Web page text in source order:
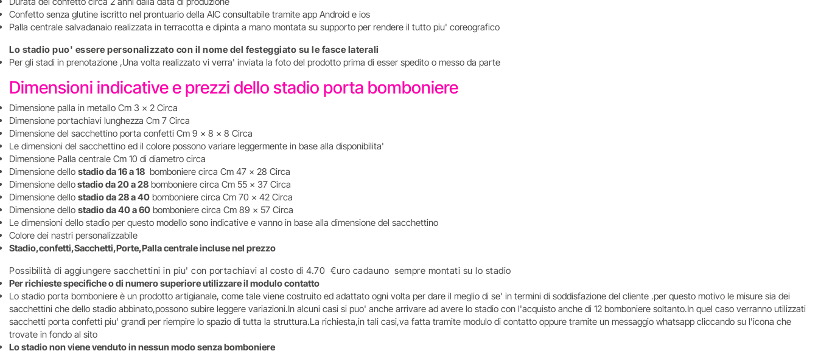
Confetto senza glutine iscritto nel prontuario della AIC consultabile tramite app Android e ios
Palla centrale salvadanaio realizzata in terracotta e dipinta a mano montata su supporto per rendere il tutto piu' coreografico
Lo stadio puo' essere personalizzato con il nome del festeggiato su le fasce laterali
Per gli stadi in prenotazione ,Una volta realizzato vi verra' inviata la foto del prodotto prima di esser spedito o messo da parte
Dimensioni indicative e prezzi dello stadio porta bomboniere
Dimensione palla in metallo Cm 3 x 2 Circa
Dimensione portachiavi lunghezza Cm 7 Circa
Dimensione del sacchettino porta confetti Cm 9 x 8 x 8 Circa
Le dimensioni del sacchettino ed il colore possono variare leggermente in base alla disponibilita'
Dimensione Palla centrale Cm 10 di diametro circa
Dimensione dello stadio da 16 a 18 bomboniere circa Cm 47 x 28 Circa
Dimensione dellostadio da 20 a 28 bomboniere circa Cm 55 x 37 Circa
Dimensione dello stadio da 28 a 40 bomboniere circa Cm 70 x 42 Circa
Dimensione dello stadio da 40 a 60 bomboniere circa Cm 89 x 57 Circa
Le dimensioni dello stadio per questo modello sono indicative e vanno in base alla dimensione del sacchettino
Colore dei nastri personalizzabile
Stadio,confetti,Sacchetti,Porte,Palla centrale incluse nel prezzo
Possibilità di aggiungere sacchettini in piu' con portachiavi al costo di 4.70 €uro cadauno sempre montati su lo stadio
Per richieste specifiche o di numero superiore utilizzare il modulo contatto
Lo stadio porta bomboniere è un prodotto artigianale, come tale viene costruito ed adattato ogni volta per dare il meglio di se' in termini di soddisfazione del cliente .per questo motivo le misure sia dei
sacchettini che dello stadio abbinato,possono subire leggere variazioni.In alcuni casi si puo' anche arrivare ad avere lo stadio con l'acquisto anche di 12 bomboniere soltanto.In quel caso verranno utilizzati
sacchetti porta confetti piu' grandi per riempire lo spazio di tutta la struttura.La richiesta,in tali casi,va fatta tramite modulo di contatto oppure tramite un messaggio whatsapp cliccando su l'icona che
trovate in fondo al sito
Lo stadio non viene venduto in nessun modo senza bomboniere